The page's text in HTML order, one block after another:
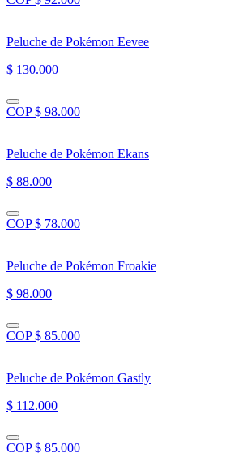
Peluche de Pokémon Eevee
$ 130.000
COP $ 98.000
Peluche de Pokémon Ekans
$ 88.000
COP $ 78.000
Peluche de Pokémon Froakie
$ 98.000
COP $ 85.000
Peluche de Pokémon Gastly
$ 112.000
COP $ 85.000